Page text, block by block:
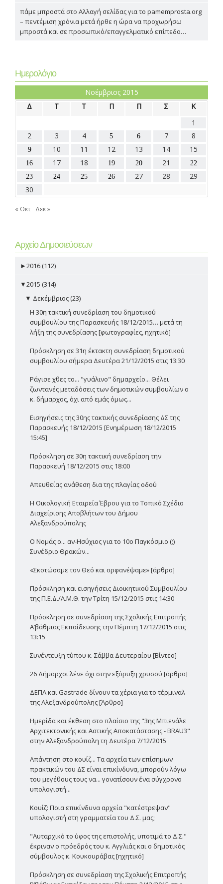
πάμε μπροστά στο Αλλαγή σελίδας για το pamemprosta.org
– πεντέμιση χρόνια μετά ήρθε η ώρα να προχωρήσω
μπροστά και σε προσωπικό/επαγγελματικό επίπεδο…
Ημερολόγιο
Νοέμβριος 2015
Δ
Τ Τ Π Π Σ
Κ
1
2
3 4 5 6 7 8
9 10 11 12 13 14 15
16 17 18 19 20 21
22
23
24 25 26 27 28
29
30
« Οκτ Δεκ »
Αρχείο Δημοσιεύσεων
►2016 (112)
▼2015 (314)
▼ Δεκέμβριος (23)
Η 30η τακτική συνεδρίαση του δημοτικού
συμβουλίου της Παρασκευής 18/12/2015… μετά τη
λήξη της συνεδρίασης [φωτογραφίες, ηχητικό]
Πρόσκληση σε 31η έκτακτη συνεδρίαση δημοτικού
συμβουλίου σήμερα Δευτέρα 21/12/2015 στις 13:30
Ράγισε χθες το... "γυάλινο" δημαρχείο... Θέλει
ζωντανές μεταδόσεις των δημοτικών συμβουλίων ο
κ. δήμαρχος, όχι από εμάς όμως...
Εισηγήσεις της 30ης τακτικής συνεδρίασης ΔΣ της
Παρασκευής 18/12/2015 [Ενημέρωση 18/12/2015
15:45]
Πρόσκληση σε 30η τακτική συνεδρίαση την
Παρασκευή 18/12/2015 στις 18:00
Απευθείας ανάθεση δια της πλαγίας οδού
Η Οικολογική Εταιρεία Έβρου για το Τοπικό Σχέδιο
Διαχείρισης Αποβλήτων του Δήμου
Αλεξανδρούπολης
Ο Νομάς ο... αν-Ησύχιος για το 10ο Παγκόσμιο (;)
Συνέδριο Θρακών...
«Σκοτώσαμε τον Θεό και ορφανέψαμε» [άρθρο]
Πρόσκληση και εισηγήσεις Διοικητικού Συμβουλίου
της Π.Ε.Δ./Α.Μ.Θ. την Τρίτη 15/12/2015 στις 14:30
Πρόσκληση σε συνεδρίαση της Σχολικής Επιτροπής
Α’βάθμιας Εκπαίδευσης την Πέμπτη 17/12/2015 στις
13:15
Συνέντευξη τύπου κ. Σάββα Δευτεραίου [Βίντεο]
26 Δήμαρχοι λένε όχι στην εξόρυξη χρυσού [άρθρο]
ΔΕΠΑ και Gastrade δίνουν τα χέρια για το τέρμιναλ
της Αλεξανδρούπολης [Άρθρο]
Ημερίδα και έκθεση στο πλαίσιο της "3ης Μπιενάλε
Αρχιτεκτονικής και Αστικής Αποκατάστασης - BRAU3"
στην Αλεξανδρούπολη τη Δευτέρα 7/12/2015
Απάντηση στο κουίζ... Τα αρχεία των επίσημων
πρακτικών του ΔΣ είναι επικίνδυνα, μπορούν λόγω
του μεγέθους τους να... γονατίσουν ένα σύγχρονο
υπολογιστή...
Κουίζ: Ποια επικίνδυνα αρχεία "κατέστρεψαν"
υπολογιστή στη γραμματεία του Δ.Σ. μας;
"Αυταρχικό το ύφος της επιστολής, υποτιμά το Δ.Σ."
έκριναν ο πρόεδρός του κ. Αγγλιάς και ο δημοτικός
σύμβουλος κ. Κουκουράβας [ηχητικό]
Πρόσκληση σε συνεδρίαση της Σχολικής Επιτροπής